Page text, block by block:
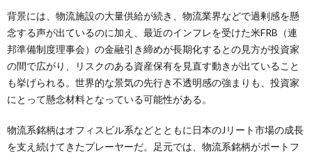
背景には、物流施設の大量供給が続き、物流業界などで過剰感を懸
念する声が出ているのに加え、最近のインフレを受けた米FRB（連
邦準備制度理事会）の金融引き締めが長期化するとの見方が投資家
の間で広がり、リスクのある資産保有を見直す動きが出ていること
も挙げられる。世界的な景気の先行き不透明感の強まりも、投資家
にとって懸念材料となっている可能性がある。
物流系銘柄はオフィスビル系などとともに日本のJリート市場の成長
を支え続けてきたプレーヤーだ。足元では、物流系銘柄がポートフ